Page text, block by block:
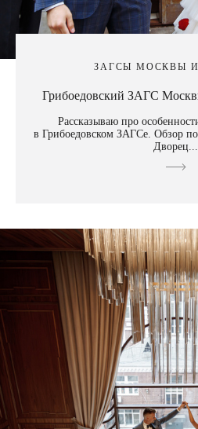
ЗАГСЫ МОСКВЫ
Грибоедовский ЗАГС
Рассказываю про
в Грибоедовском ЗАГСе. Обзор
Дворец...